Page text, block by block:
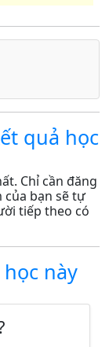
quả học
Chỉ cần đăng
của bạn sẽ tự
tiếp theo có
này